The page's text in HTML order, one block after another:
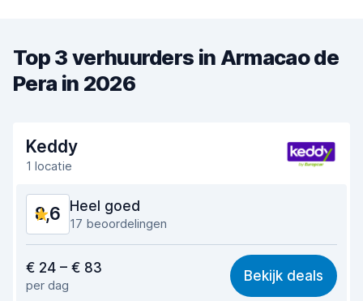
Top 3 verhuurders in Armacao de
Pera in 2026
Keddy
1 locatie
8,6 Heel goed
17 beoordelingen
8,2
Makkelijk te vinden 8,5
€ 24 – € 83
per dag
Bekijk deals